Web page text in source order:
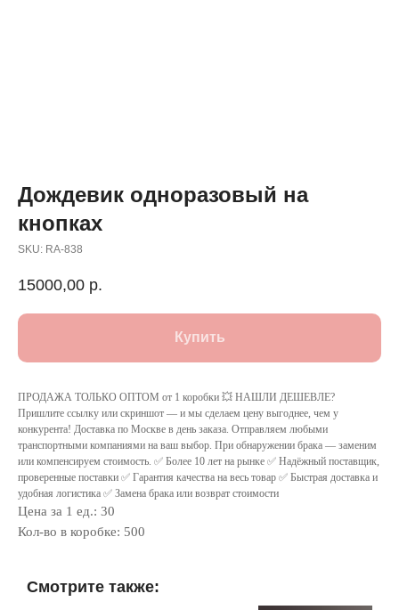
Дождевик одноразовый на
кнопках
SKU: RA-838
15000,00 р.
Купить
ПРОДАЖА ТОЛЬКО ОПТОМ от 1 коробки 💥 НАШЛИ ДЕШЕВЛЕ?
Пришлите ссылку или скриншот — и мы сделаем цену выгоднее, чем у
конкурента! Доставка по Москве в день заказа. Отправляем любыми
транспортными компаниями на ваш выбор. При обнаружении брака — заменим
или компенсируем стоимость. ✅ Более 10 лет на рынке ✅ Надёжный поставщик,
проверенные поставки ✅ Гарантия качества на весь товар ✅ Быстрая доставка и
удобная логистика ✅ Замена брака или возврат стоимости
Цена за 1 ед.: 30
Кол-во в коробке: 500
Смотрите также: